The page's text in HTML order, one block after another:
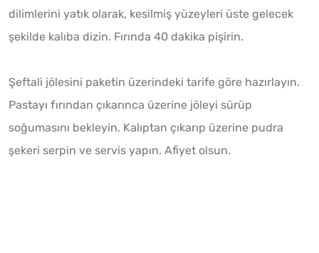
dilimlerini yatık olarak, kesilmiş yüzeyleri üste gelecek
şekilde kalıba dizin. Fırında 40 dakika pişirin.
Şeftali jölesini paketin üzerindeki tarife göre hazırlayın.
Pastayı fırından çıkarınca üzerine jöleyi sürüp
soğumasını bekleyin. Kalıptan çıkarıp üzerine pudra
şekeri serpin ve servis yapın. Afiyet olsun.